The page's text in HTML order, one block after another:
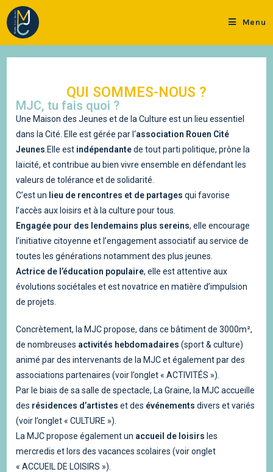
Menu
QUI SOMMES-NOUS ?
MJC, tu fais quoi ?
Une Maison des Jeunes et de la Culture est un lieu essentiel
dans la Cité. Elle est gérée par l‘association Rouen Cité
Jeunes .Elle est indépendantede tout parti politique, prône la
laïcité, et contribue au bien vivre ensemble en défendant les
valeurs de tolérance et de solidarité.
C’est un lieu de rencontres et de partages qui favorise
l’accès aux loisirs et à la culture pour tous.
Engagée pour des lendemains plus sereins, elle encourage
l’initiative citoyenne et l’engagement associatif au service de
toutes les générations notamment des plus jeunes.
Actrice de l’éducation populaire, elle est attentive aux
évolutions sociétales et est novatrice en matière d’impulsion
de projets.
Concrètement, la MJC propose, dans ce bâtiment de 3000m²,
de nombreuses activités hebdomadaires (sport & culture)
animé par des intervenants de la MJC et également par des
associations partenaires (voir l’onglet « ACTIVITÉS »).
Par le biais de sa salle de spectacle, La Graine, la MJC accueille
des résidences d’artistes et des événements divers et variés
(voir l’onglet « CULTURE »).
La MJC propose également un accueil de loisirs les
mercredis et lors des vacances scolaires (voir onglet
« ACCUEIL DE LOISIRS »).